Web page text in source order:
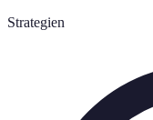
Strategien